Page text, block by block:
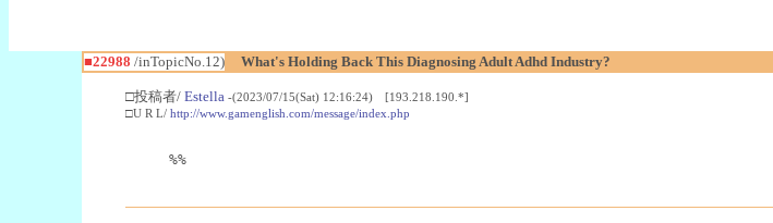
■22988 /inTopicNo.12) What's Holding Back This Diagnosing Adult Adhd Industry?
□投稿者/ Estella -(2023/07/15(Sat) 12:16:24) [193.218.190.*]
□U R L/ http://www.gamenglish.com/message/index.php
%%